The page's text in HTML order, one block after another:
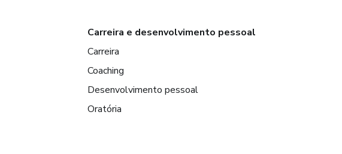
Carreira e desenvolvimento pessoal
Carreira
Coaching
Desenvolvimento pessoal
Oratória